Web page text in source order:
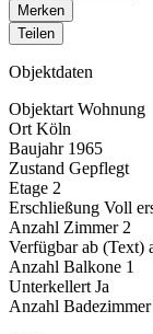
Merken
Teilen
Objektdaten
Objektart Wohnung
Ort Köln
Baujahr 1965
Zustand Gepflegt
Etage 2
Erschließung Voll
Anzahl Zimmer 2
Verfügbar ab (Text)
Anzahl Balkone 1
Unterkellert Ja
Anzahl Badezimmer